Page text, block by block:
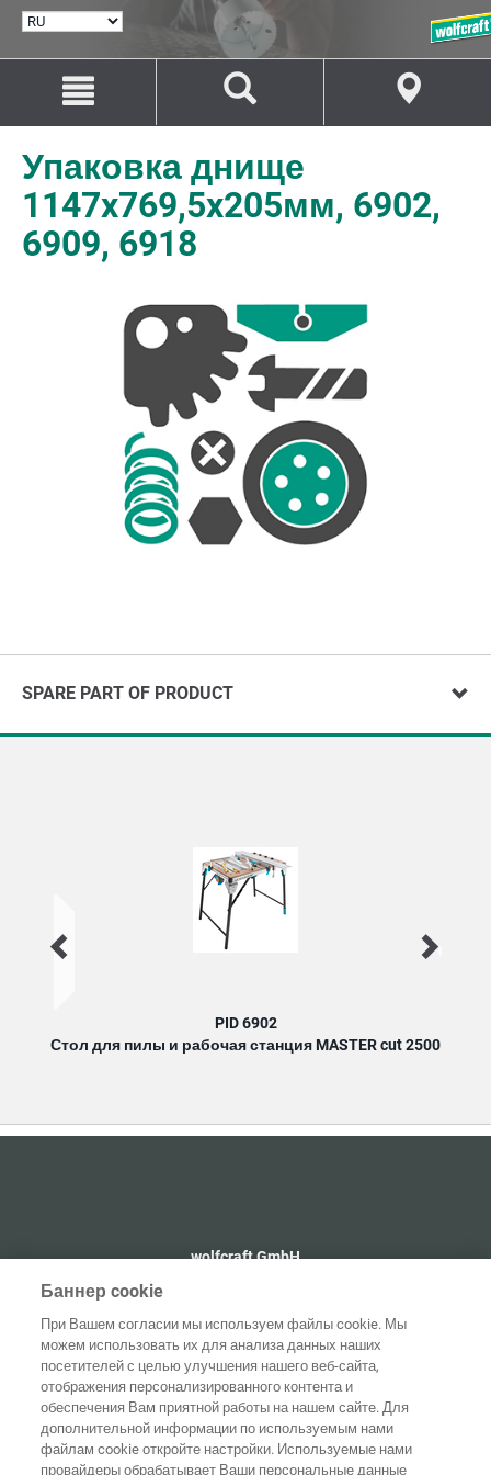
ВЫБРАТЬ
Перейти
содержанию
Перейти
навигации
Упаковка днище
1147x769,5x205мм, 6902,
6909, 6918
SPARE PART OF PRODUCT
PID 6902
Стол для пилы и рабочая станция MASTER cut 2500
wolfcraft GmbH
Wolffstraße 1
56746 Kempenich
Баннер cookie
При Вашем согласии мы используем файлы cookie. Мы
можем использовать их для анализа данных наших
посетителей с целью улучшения нашего веб-сайта,
отображения персонализированного контента и
обеспечения Вам приятной работы на нашем сайте. Для
дополнительной информации по используемым нами
файлам cookie откройте настройки. Используемые нами
провайдеры обрабатывает Ваши персональные данные